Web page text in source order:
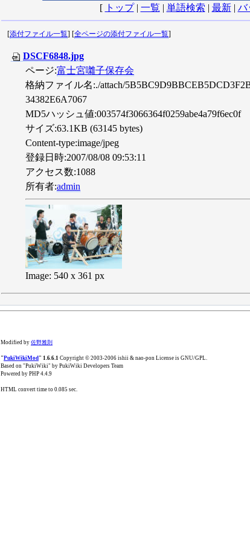
[ トップ| 一覧 | 単語検索 | 最新| バ
[添付ファイル一覧] [全ページの添付ファイル一覧]
DSCF6848.jpg
ページ:富士宮囃子保存会
格納ファイル名:./attach/
34382E6A7067
MD5ハッシュ値:003574f3066364f0259abe4a79f6ec0f
サイズ:63.1KB (63145 bytes)
Content-type:image/jpeg
登録日時:2007/08/08 09:53:11
アクセス数:1088
所有者:admin
Image: 540 x 361 px
Modified by 佐野雅則
"PukiWikiMod" 1.6.6.1 Copyright © 2003-2006 ishii & nao-pon License is GNU/GPL.
Based on "PukiWiki" by PukiWiki Developers Team
Powered by PHP 4.4.9
HTML convert time to 0.085 sec.